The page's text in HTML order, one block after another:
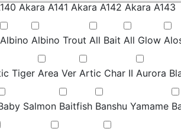
Akara A141 Akara A142 Akara A143
Albino Albino Trout All Bait All Glow
Tiger Area Ver Artic Char II Aurora
Salmon Baitfish Banshu Yamame